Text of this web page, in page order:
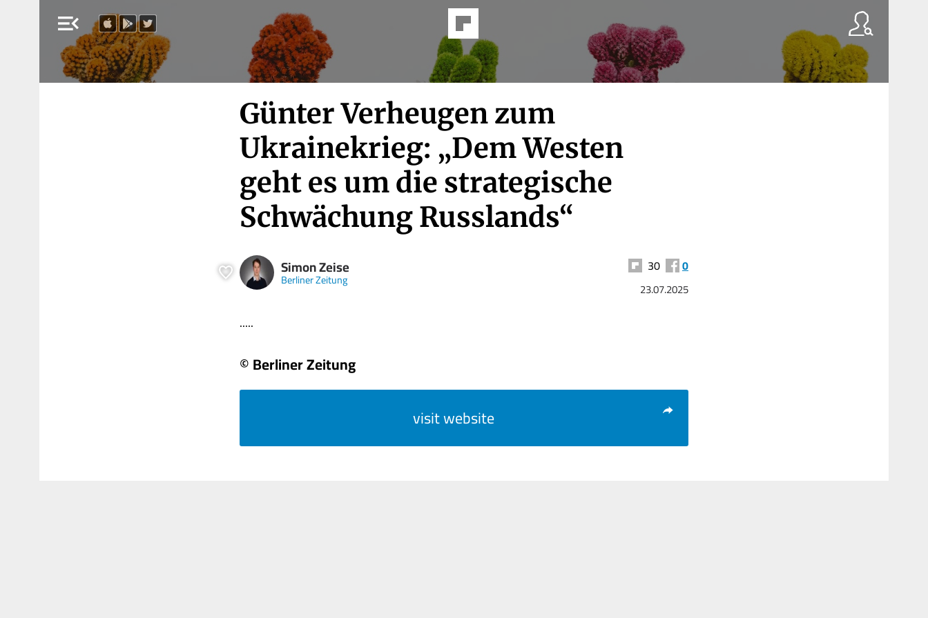
menu_open
Günter Verheugen zum
Ukrainekrieg: „Dem Westen
geht es um die strategische
Schwächung Russlands“
Simon Zeise
Berliner Zeitung
30 0
23.07.2025
.....
© Berliner Zeitung
visit website